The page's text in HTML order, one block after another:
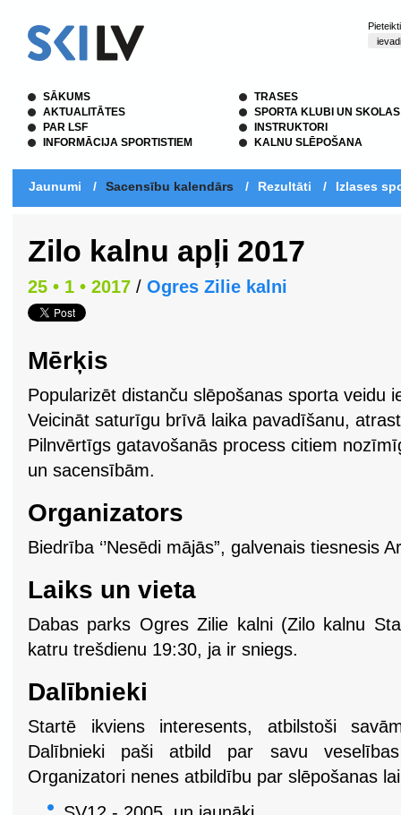
SĀKUMS
AKTUALITĀTES
PAR LSF
INFORMĀCIJA SPORTISTIEM
TRASES
SPORTA KLUBI UN SKOLAS
INSTRUKTORI
KALNU SLĒPOŠANA
Jaunumi / Sacensību kalendārs / Rezultāti / Izlases
Zilo kalnu apļi 2017
25 • 1 • 2017 / Ogres Zilie kalni
Mērķis
Popularizēt distanču slēpošanas sporta veidu
Veicināt saturīgu brīvā laika pavadīšanu,
Pilnvērtīgs gatavošanās process citiem
un sacensībām.
Organizators
Biedrība ‘’Nesēdi mājās”, galvenais tiesnesis
Laiks un vieta
Dabas parks Ogres Zilie kalni (Zilo kalnu
katru trešdienu 19:30, ja ir sniegs.
Dalībnieki
Startē ikviens interesents, atbilstoši
Dalībnieki paši atbild par savu
Organizatori nenes atbildību par slēpošanas